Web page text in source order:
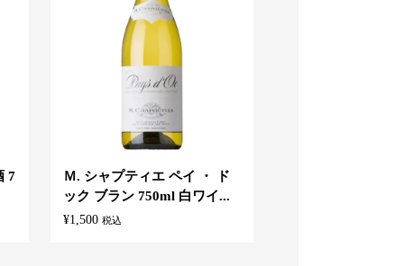
7
Ｍ. シャプティエ ペイ ・ ド
ック ブラン 750ml 白ワイ...
¥1,500 税込